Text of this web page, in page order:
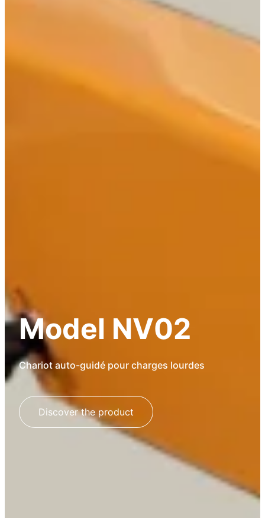
Model NV02
Chariot auto-guidé pour charges lourdes
Discover the product